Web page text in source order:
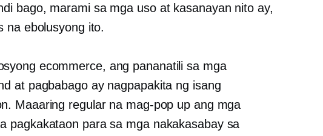
bago, marami sa mga uso at kasanayan nito ay,
na ebolusyong ito.
ecommerce, ang pananatili sa mga
at pagbabago ay nagpapakita ng isang
Maaaring regular na mag-pop up ang mga
pagkakataon para sa mga nakakasabay sa